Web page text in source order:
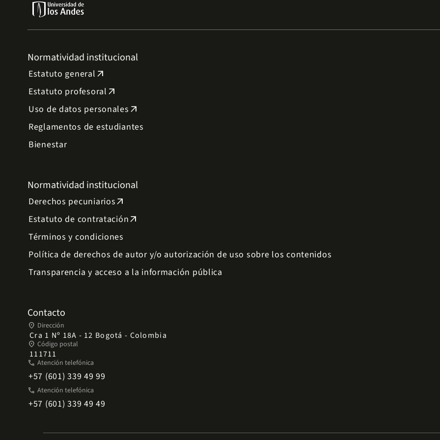
Normatividad institucional
Estatuto general arrow_outward
Estatuto profesoral arrow_outward
Uso de datos personales arrow_outward
Reglamentos de estudiantes
Bienestar
Normatividad institucional
Derechos pecuniariosarrow_outward
Estatuto de contrataciónarrow_outward
Términos y condiciones
Política de derechos de autor y/o autorización de uso sobre los contenidos
Transparencia y acceso a la información pública
Contacto
place Dirección
Cra 1 Nº 18A - 12 Bogotá - Colombia
place Código postal
111711
phone Atención telefónica
+57 (601) 339 49 99
phone Atención telefónica
+57 (601) 339 49 49